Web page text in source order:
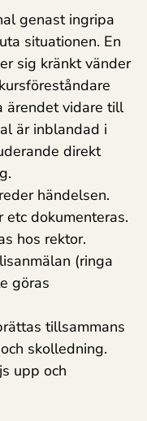
genast ingripa
situationen. En
sig kränkt vänder
ärendet vidare till
är inblandad i
direkt
händelsen.
dokumenteras.
hos rektor.
(ringa
göras
tillsammans
skolledning.
upp och